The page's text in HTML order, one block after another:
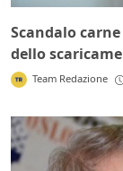
Scandalo
dello
Team Redazione